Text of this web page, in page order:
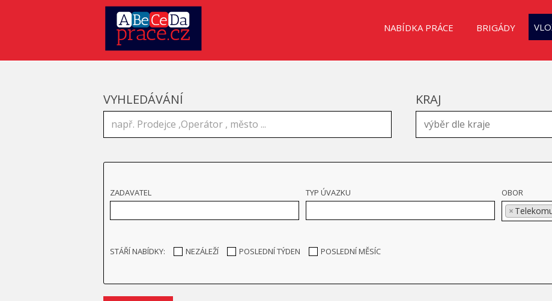
NABÍDKA PRÁCE BRIGÁDY
VYHLEDÁVÁNÍ KRAJ
ZADAVATEL TYP ÚVAZKU OBOR
×
STÁŘÍ NABÍDKY: NEZÁLEŽÍ POSLEDNÍ TÝDEN POSLEDNÍ MĚSÍC